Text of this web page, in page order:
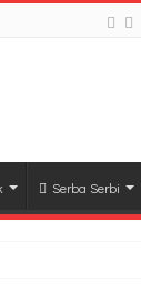
Serba Serbi